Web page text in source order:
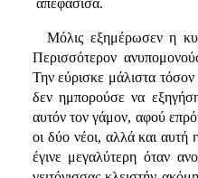
απεφάσισα.
Μόλις εξημέρωσεν η
Περισσότερον
Την εύρισκε μάλιστα
δεν ημπορούσε να
αυτόν τον γάμον, αφού
οι δύο νέοι, αλλά και αυτή
έγινε μεγαλύτερη όταν